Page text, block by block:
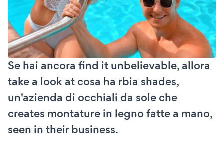
Se hai ancora find it unbelievable, allora
take a look at cosa ha rbia shades,
un'azienda di occhiali da sole che
creates montature in legno fatte a mano,
seen in their business.